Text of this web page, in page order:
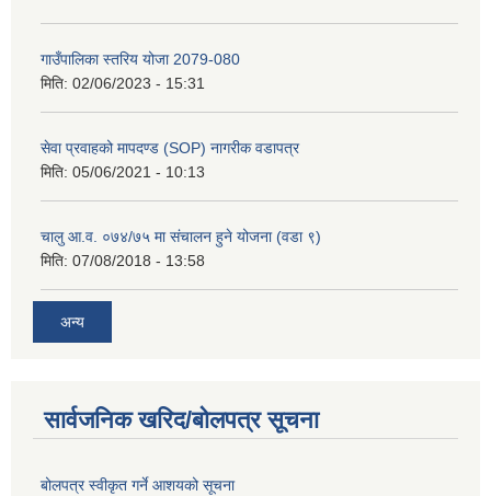
गाउँपालिका स्तरिय योजा 2079-080
मिति: 02/06/2023 - 15:31
सेवा प्रवाहको मापदण्ड (SOP) नागरीक वडापत्र
मिति: 05/06/2021 - 10:13
चालु आ.व. ०७४/७५ मा संचालन हुने योजना (वडा ९)
मिति: 07/08/2018 - 13:58
अन्य
सार्वजनिक खरिद/बोलपत्र सूचना
बोलपत्र स्वीकृत गर्ने आशयको सूचना